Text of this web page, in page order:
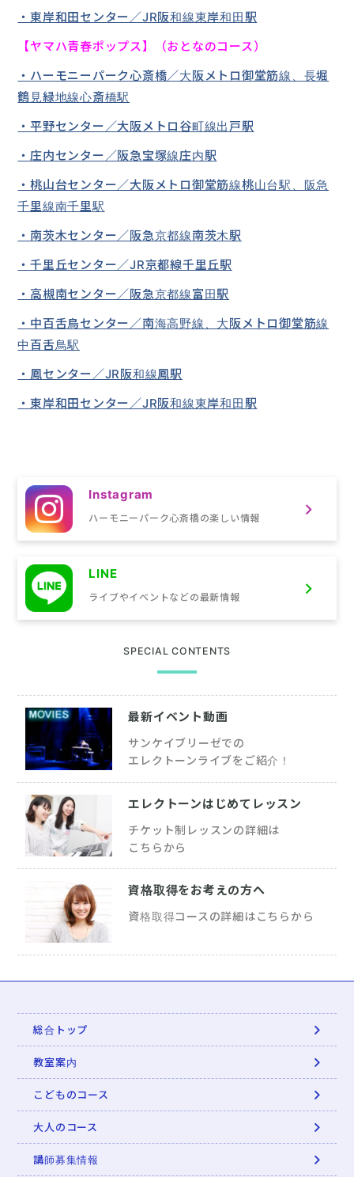
・東岸和田センター／JR阪和線東岸和田駅
【ヤマハ青春ポップス】（おとなのコース）
・ハーモニーパーク心斎橋／大阪メトロ御堂筋線、長堀
鶴見緑地線心斎橋駅
・平野センター／大阪メトロ谷町線出戸駅
・庄内センター／阪急宝塚線庄内駅
・桃山台センター／大阪メトロ御堂筋線桃山台駅、阪急
千里線南千里駅
・南茨木センター／阪急京都線南茨木駅
・千里丘センター／JR京都線千里丘駅
・高槻南センター／阪急京都線富田駅
・中百舌鳥センター／南海高野線、大阪メトロ御堂筋線
中百舌鳥駅
・鳳センター／JR阪和線鳳駅
・東岸和田センター／JR阪和線東岸和田駅
Instagram
ハーモニーパーク心斎橋の楽しい情報
LINE
ライブやイベントなどの最新情報
SPECIAL CONTENTS
最新イベント動画
サンケイブリーゼでの
エレクトーンライブをご紹介！
エレクトーンはじめてレッスン
チケット制レッスンの詳細は
こちらから
資格取得をお考えの方へ
資格取得コースの詳細はこちらから
総合トップ
教室案内
こどものコース
大人のコース
講師募集情報